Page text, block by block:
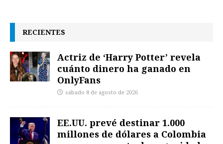
RECIENTES
Actriz de ‘Harry Potter’ revela
cuánto dinero ha ganado en
OnlyFans
sábado 8 de agosto de 2026
EE.UU. prevé destinar 1.000
millones de dólares a Colombia